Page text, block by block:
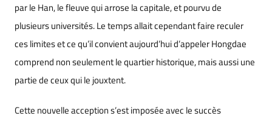
par le Han, le fleuve qui arrose la capitale, et pourvu de
plusieurs universités. Le temps allait cependant faire reculer
ces limites et ce qu’il convient aujourd’hui d’appeler Hongdae
comprend non seulement le quartier historique, mais aussi une
partie de ceux qui le jouxtent.
Cette nouvelle acception s’est imposée avec le succès